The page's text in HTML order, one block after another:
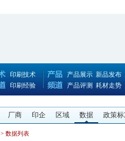
印刷技术
印刷经验
产品展示 新品发布
产品评测 耗材走势
厂商 印企 区域 数据 政策
> 数据列表